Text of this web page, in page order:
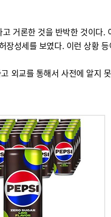
거론한 것을 반박한 것이다
성세를 보였다. 이런 상황
외교를 통해서 사전에 알지